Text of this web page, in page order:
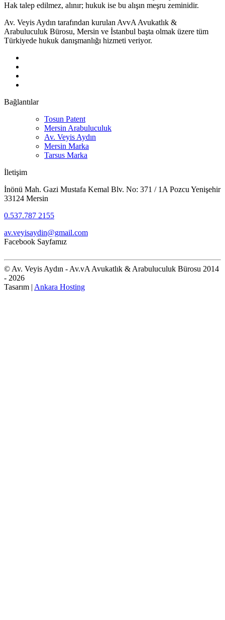
Hak talep edilmez, alınır; hukuk ise bu alışın meşru zeminidir.
Av. Veyis Aydın tarafından kurulan AvvA Avukatlık &
Arabuluculuk Bürosu, Mersin ve İstanbul başta olmak üzere tüm
Türkiyede hukuk danışmanlığı hizmeti veriyor.
Bağlantılar
Tosun Patent
Mersin Arabuluculuk
Av. Veyis Aydın
Mersin Marka
Tarsus Marka
İletişim
İnönü Mah. Gazi Mustafa Kemal Blv. No: 371 / 1A Pozcu Yenişehir
33124 Mersin
0.537.787 2155
av.veyisaydin@gmail.com
Facebook Sayfamız
© Av. Veyis Aydın - Av.vA Avukatlık & Arabuluculuk Bürosu 2014
- 2026
Tasarım | Ankara Hosting